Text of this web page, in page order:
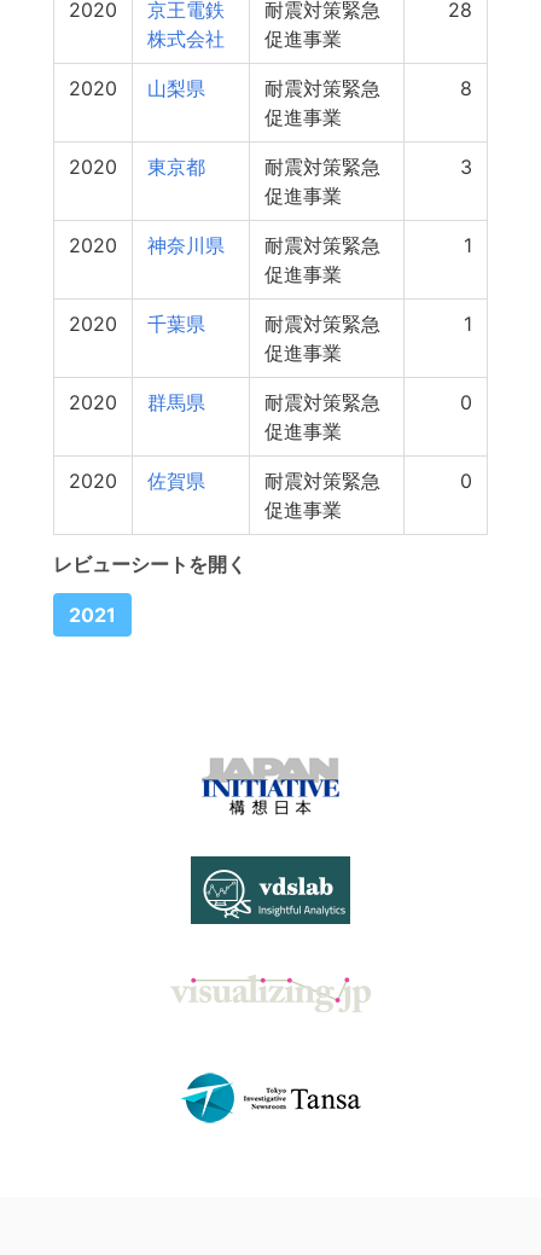
2020
京王電鉄
株式会社
耐震対策緊急
促進事業
28
2020 山梨県
耐震対策緊急
促進事業
8
2020 東京都
耐震対策緊急
促進事業
3
2020 神奈川県
耐震対策緊急
促進事業
1
2020 千葉県
耐震対策緊急
促進事業
1
2020 群馬県
耐震対策緊急
促進事業
0
2020 佐賀県
耐震対策緊急
促進事業
0
レビューシートを開く
2021